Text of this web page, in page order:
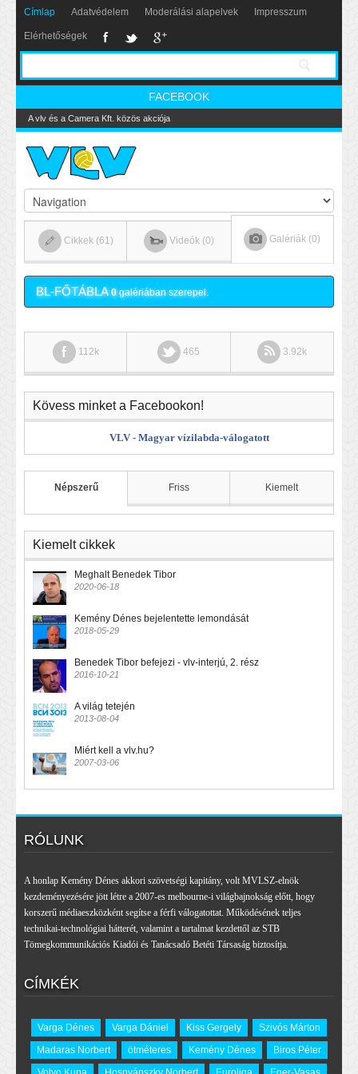
Címlap Adatvédelem Moderálási alapelvek Impresszum
Elérhetőségek
FACEBOOK
A vlv és a Camera Kft. közös akciója
Cikkek (61) Videók (0) Galériák (0)
BL-FŐTÁBLA 0galériában szerepel.
112k 465 3.92k
Kövess minket a Facebookon!
VLV - Magyar vízilabda-válogatott
Népszerű Friss Kiemelt
Kiemelt cikkek
Meghalt Benedek Tibor
2020-06-18
Kemény Dénes bejelentette lemondását
2018-05-29
Benedek Tibor befejezi - vlv-interjú, 2. rész
2016-10-21
A világ tetején
2013-08-04
Miért kell a vlv.hu?
2007-03-06
RÓLUNK
A honlap Kemény Dénes akkori szövetségi kapitány, volt MVLSZ-elnök
kezdeményezésére jött létre a 2007-es melbourne-i világbajnokság előtt, hogy
korszerű médiaeszközként segítse a férfi válogatottat. Működésének teljes
technikai-technológiai hátterét, valamint a tartalmat kezdettől az STB
Tömegkommunikációs Kiadói és Tanácsadó Betéti Társaság biztosítja.
CÍMKÉK
Varga Dénes Varga Dániel Kiss Gergely
Szivós Márton
Madaras Norbert
ötméteres Kemény Dénes
Biros Péter